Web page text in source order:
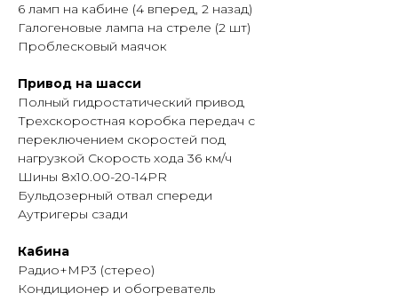
6 ламп на кабине (4 вперед, 2 назад)
Галогеновые лампа на стреле (2 шт)
Проблесковый маячок
Привод на шасси
Полный гидростатический привод
Трехскоростная коробка передач с
переключением скоростей под
нагрузкой Скорость хода 36 км/ч
Шины 8x10.00-20-14PR
Бульдозерный отвал спереди
Аутригеры сзади
Кабина
Радио+МР3 (стерео)
Кондиционер и обогреватель